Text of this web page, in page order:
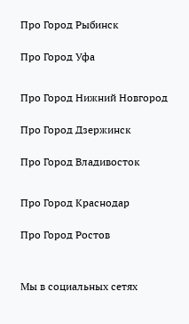
Про Город Рыбинск
Про Город Уфа
Про Город Нижний Новгород
Про Город Дзержинск
Про Город Владивосток
Про Город Краснодар
Про Город Ростов
Мы в социальных сетях